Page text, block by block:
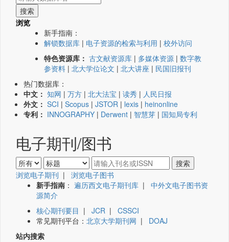
浏览
新手指南：
解锁数据库 | 电子资源的检索与利用 | 校外访问
特色资源库： 古文献资源库 | 多媒体资源 | 数字教
参资料 | 北大学位论文 | 北大讲座 | 民国旧报刊
热门数据库：
中文： 知网 | 万方 | 北大法宝 | 读秀 | 人民日报
外文： SCI | Scopus | JSTOR | lexis | heinonline
专利： INNOGRAPHY | Derwent | 智慧芽 | 国知局专利
电子期刊/图书
浏览电子期刊 | 浏览电子图书
新手指南 ： 遍历西文电子期刊库 | 中外文电子图书资
源简介
核心期刊要目 | JCR | CSSCI
常见期刊平台： 北京大学期刊网 | DOAJ
站内搜索